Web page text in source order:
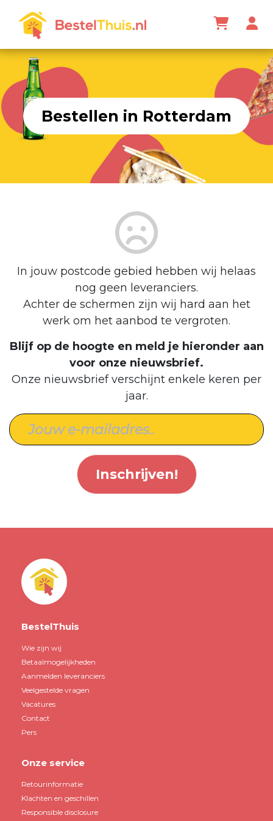
Bestellen in Rotterdam
In jouw postcode gebied hebben wij helaas
nog geen leveranciers.
Achter de schermen zijn wij hard aan het
werk om het aanbod te vergroten.
Blijf op de hoogte en meld je hieronder aan
voor onze nieuwsbrief.
Onze nieuwsbrief verschijnt enkele keren per
jaar.
Inschrijven!
BestelThuis
Wie zijn wij
Betaalmogelijkheden
Aanmelden leveranciers
Veelgestelde vragen
Vacatures
Contact
Pers
Onze service
Retourinformatie
Klachten en geschillen
Responsible disclosure